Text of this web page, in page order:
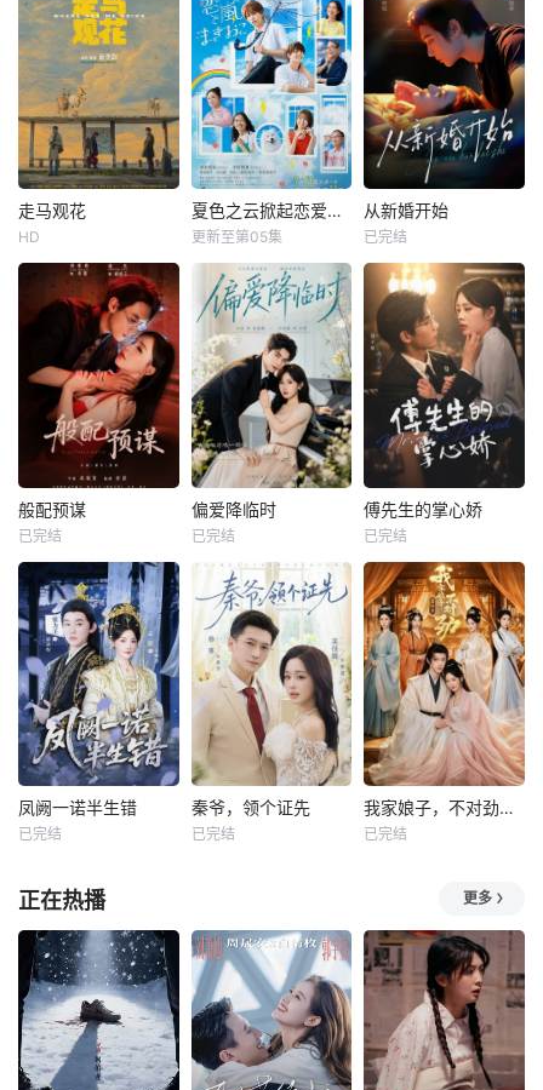
走马观花
HD
夏色之云掀起恋爱与风暴
更新至第05集
从新婚开始
已完结
般配预谋
已完结
偏爱降临时
已完结
傅先生的掌心娇
已完结
凤阙一诺半生错
已完结
秦爷，领个证先
已完结
我家娘子，不对劲第四季
已完结
正在热播 更多